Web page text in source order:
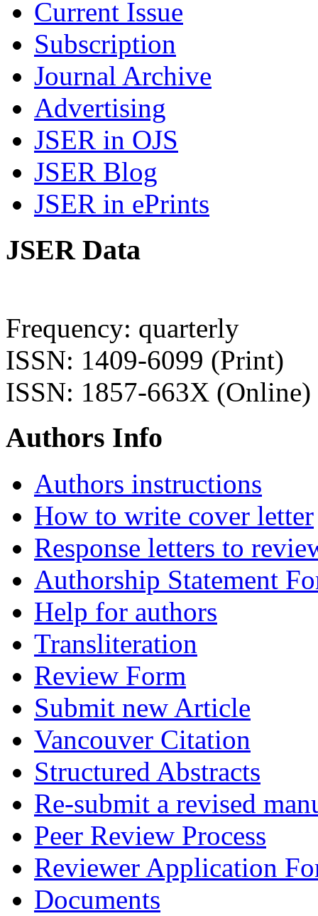
Current Issue
Subscription
Journal Archive
Advertising
JSER in OJS
JSER Blog
JSER in ePrints
JSER Data
Frequency: quarterly
ISSN: 1409-6099 (Print)
ISSN: 1857-663X (Online)
Authors Info
Authors instructions
How to write cover letter
Response letters to
Authorship Statement
Help for authors
Transliteration
Review Form
Submit new Article
Vancouver Citation
Structured Abstracts
Re-submit a revised
Peer Review Process
Reviewer Application
Documents